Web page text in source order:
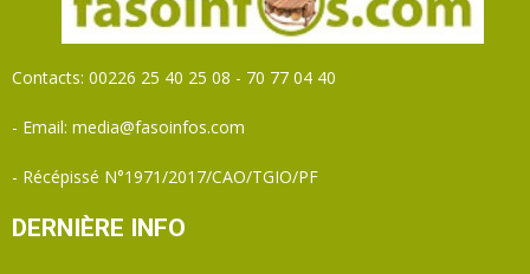
Contacts: 00226 25 40 25 08 - 70 77 04 40
- Email: media@fasoinfos.com
- Récépissé N°1971/2017/CAO/TGIO/PF
DERNIÈRE INFO